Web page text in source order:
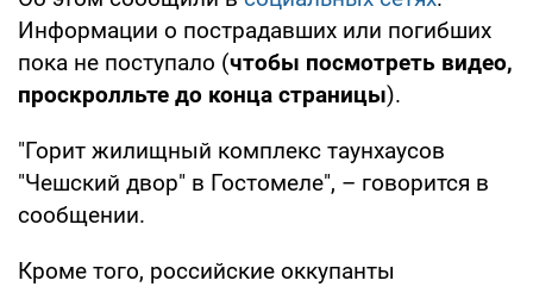
Информации о пострадавших или погибших
пока не поступало (чтобы посмотреть видео,
проскролльте до конца страницы).
"Горит жилищный комплекс таунхаусов
"Чешский двор" в Гостомеле", – говорится в
сообщении.
Кроме того, российские оккупанты